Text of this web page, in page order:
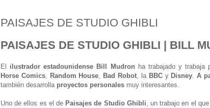
PAISAJES DE STUDIO GHIBLI
PAISAJES DE STUDIO GHIBLI | BILL
El ilustrador estadounidense Bill Mudron ha trabajado y trabaja
Horse Comics, Random House, Bad Robot, la BBCy Disney.A
también desarrollaproyectos personales muy interesantes.
Uno de ellos es el de Paisajes de Studio Ghibli, un trabajo en el